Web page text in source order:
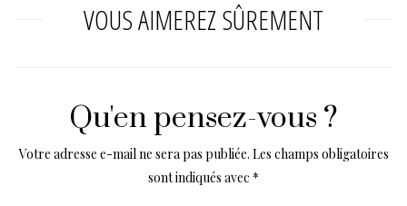
VOUS AIMEREZ SÛREMENT
Qu'en pensez-vous ?
Votre adresse e-mail ne sera pas publiée. Les champs obligatoires
sont indiqués avec *